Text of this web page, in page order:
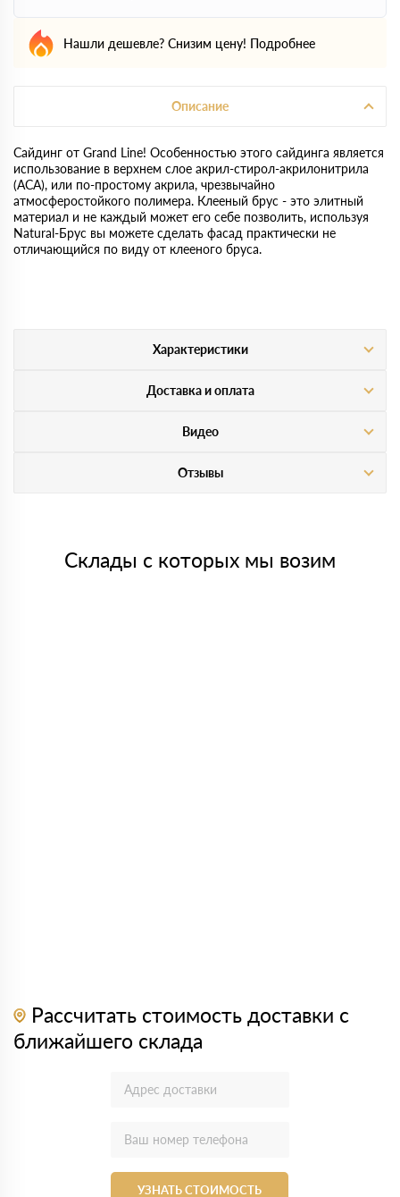
Нашли дешевле? Снизим цену! Подробнее
Описание
Сайдинг от Grand Line! Особенностью этого сайдинга является
использование в верхнем слое акрил-стирол-акрилонитрила
(АСА), или по-простому акрила, чрезвычайно
атмосферостойкого полимера. Клееный брус - это элитный
материал и не каждый может его себе позволить, используя
Natural-Брус вы можете сделать фасад практически не
отличающийся по виду от клееного бруса.
Характеристики
Доставка и оплата
Видео
Отзывы
Склады с которых мы возим
Рассчитать стоимость доставки с
ближайшего склада
УЗНАТЬ СТОИМОСТЬ